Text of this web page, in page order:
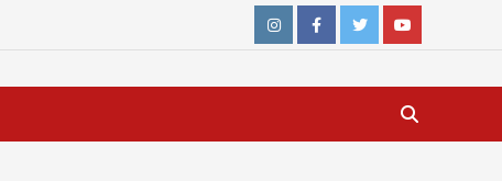
InstagramFacebookTwitterYoutube